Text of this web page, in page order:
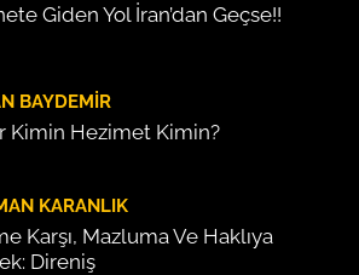
Giden Yol İran’dan Geçse!!
BAYDEMIR
Kimin Hezimet Kimin?
KARANLIK
Karşı, Mazluma Ve Haklıya
Direniş